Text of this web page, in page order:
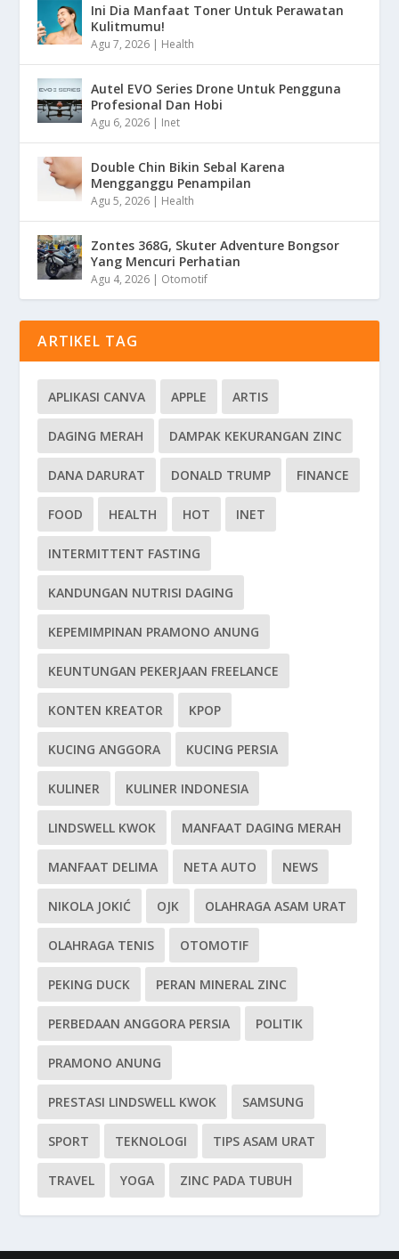
Ini Dia Manfaat Toner Untuk Perawatan
Kulitmumu!
Agu 7, 2026 | Health
Autel EVO Series Drone Untuk Pengguna
Profesional Dan Hobi
Agu 6, 2026 | Inet
Double Chin Bikin Sebal Karena
Mengganggu Penampilan
Agu 5, 2026 | Health
Zontes 368G, Skuter Adventure Bongsor
Yang Mencuri Perhatian
Agu 4, 2026 | Otomotif
ARTIKEL TAG
APLIKASI CANVA APPLE ARTIS
DAGING MERAH DAMPAK KEKURANGAN ZINC
DANA DARURAT DONALD TRUMP FINANCE
FOOD HEALTH HOT INET
INTERMITTENT FASTING
KANDUNGAN NUTRISI DAGING
KEPEMIMPINAN PRAMONO ANUNG
KEUNTUNGAN PEKERJAAN FREELANCE
KONTEN KREATOR KPOP
KUCING ANGGORA KUCING PERSIA
KULINER KULINER INDONESIA
LINDSWELL KWOK MANFAAT DAGING MERAH
MANFAAT DELIMA NETA AUTO NEWS
NIKOLA JOKIĆ OJK OLAHRAGA ASAM URAT
OLAHRAGA TENIS OTOMOTIF
PEKING DUCK PERAN MINERAL ZINC
PERBEDAAN ANGGORA PERSIA POLITIK
PRAMONO ANUNG
PRESTASI LINDSWELL KWOK SAMSUNG
SPORT TEKNOLOGI TIPS ASAM URAT
TRAVEL YOGA ZINC PADA TUBUH